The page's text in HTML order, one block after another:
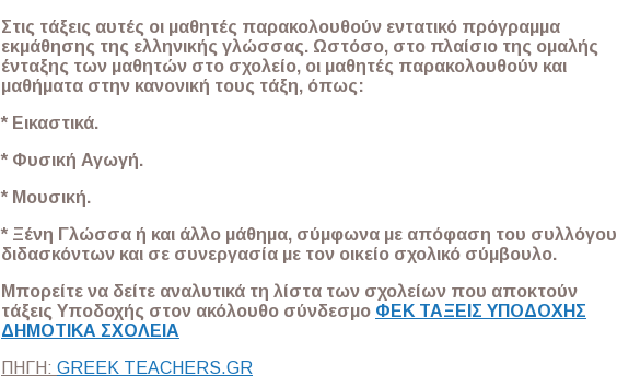
Στις τάξεις αυτές οι μαθητές παρακολουθούν εντατικό πρόγραμμα
εκμάθησης της ελληνικής γλώσσας. Ωστόσο, στο πλαίσιο της ομαλής
ένταξης των μαθητών στο σχολείο, οι μαθητές παρακολουθούν και
μαθήματα στην κανονική τους τάξη, όπως:
* Εικαστικά.
* Φυσική Αγωγή.
* Μουσική.
* Ξένη Γλώσσα ή και άλλο μάθημα, σύμφωνα με απόφαση του συλλόγου
διδασκόντων και σε συνεργασία με τον οικείο σχολικό σύμβουλο.
Μπορείτε να δείτε αναλυτικά τη λίστα των σχολείων που αποκτούν
τάξεις Υποδοχής στον ακόλουθο σύνδεσμο ΦΕΚ ΤΑΞΕΙΣ ΥΠΟΔΟΧΗΣ
ΔΗΜΟΤΙΚΑ ΣΧΟΛΕΙΑ
ΠΗΓΗ: GREEK TEACHERS.GR